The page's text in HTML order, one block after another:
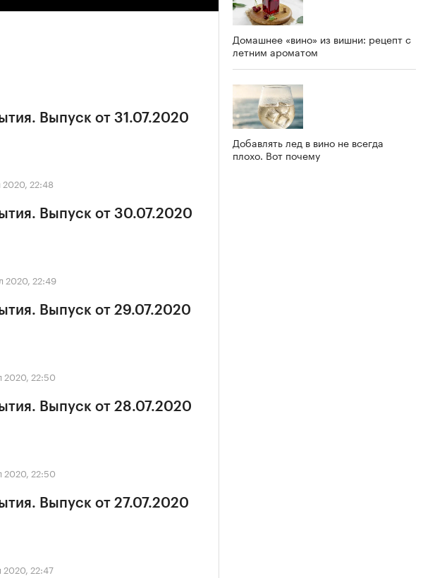
Выпуск от 31.07.2020
2020, 22:48
Выпуск от 30.07.2020
2020, 22:49
Выпуск от 29.07.2020
2020, 22:50
Выпуск от 28.07.2020
2020, 22:50
Выпуск от 27.07.2020
2020, 22:47
Домашнее «вино» из вишни: рецепт с
летним ароматом
Добавлять лед в вино не всегда
плохо. Вот почему